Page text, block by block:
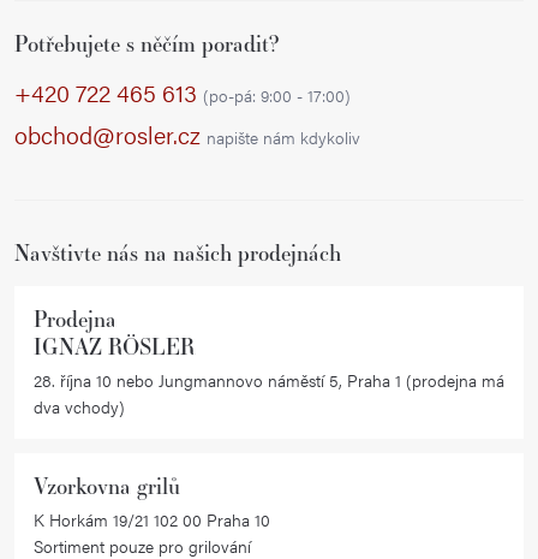
Potřebujete s něčím poradit?
+420 722 465 613 (po-pá: 9:00 - 17:00)
obchod@rosler.cz napište nám kdykoliv
Navštivte nás na našich prodejnách
Prodejna
IGNAZ RÖSLER
28. října 10 nebo Jungmannovo náměstí 5, Praha 1 (prodejna má
dva vchody)
Vzorkovna grilů
K Horkám 19/21 102 00 Praha 10
Sortiment pouze pro grilování